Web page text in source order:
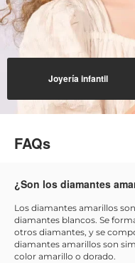
Joyería infantil
FAQs
¿Son los diamantes
Los diamantes amarillos
diamantes blancos. Se
otros diamantes, y se
diamantes amarillos son
color amarillo o dorado.